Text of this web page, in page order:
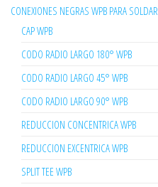
CONEXIONES NEGRAS WPB PARA SOLDAR
CAP WPB
CODO RADIO LARGO 180° WPB
CODO RADIO LARGO 45° WPB
CODO RADIO LARGO 90° WPB
REDUCCION CONCENTRICA WPB
REDUCCION EXCENTRICA WPB
SPLIT TEE WPB